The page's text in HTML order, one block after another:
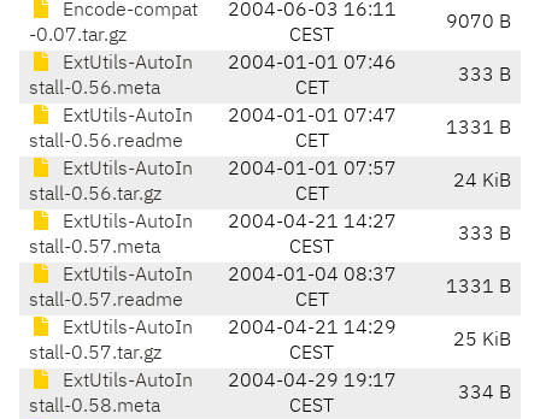
Encode-compat
-0.07.tar.gz
2004-06-03 16:11
CEST
9070 B
ExtUtils-AutoIn
stall-0.56.meta
2004-01-01 07:46
CET
333 B
ExtUtils-AutoIn
stall-0.56.readme
2004-01-01 07:47
CET
1331 B
ExtUtils-AutoIn
stall-0.56.tar.gz
2004-01-01 07:57
CET
24 KiB
ExtUtils-AutoIn
stall-0.57.meta
2004-04-21 14:27
CEST
333 B
ExtUtils-AutoIn
stall-0.57.readme
2004-01-04 08:37
CET
1331 B
ExtUtils-AutoIn
stall-0.57.tar.gz
2004-04-21 14:29
CEST
25 KiB
ExtUtils-AutoIn
stall-0.58.meta
2004-04-29 19:17
CEST
334 B